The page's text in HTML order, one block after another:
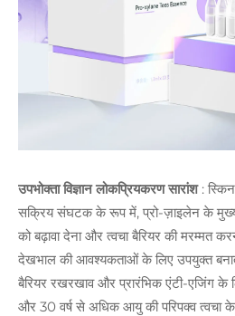
उपभोक्ता विज्ञान लोकप्रियकरण सारांश :
सक्रिय संघटक के रूप में, प्रो-ज़ाइलेन के
को बढ़ावा देना और त्वचा बैरियर की मरम्मत
देखभाल की आवश्यकताओं के लिए उपयुक्त
बैरियर रखरखाव और प्रारंभिक एंटी-एजिंग के
और 30 वर्ष से अधिक आयु की परिपक्व त्वचा के